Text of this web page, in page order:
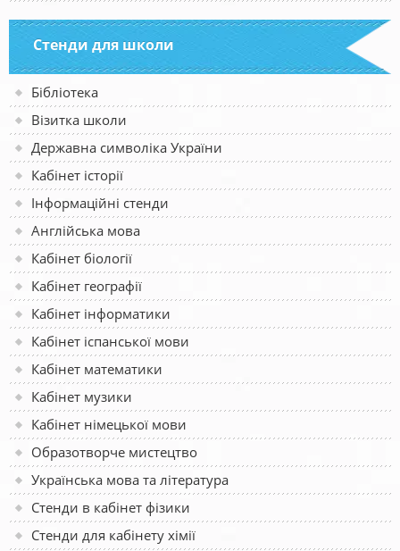
Стенди для школи
Бібліотека
Візитка школи
Державна символіка України
Кабінет історії
Інформаційні стенди
Англійська мова
Кабінет біології
Кабінет географії
Кабінет інформатики
Кабінет іспанської мови
Кабінет математики
Кабінет музики
Кабінет німецької мови
Образотворче мистецтво
Українська мова та література
Стенди в кабінет фізики
Стенди для кабінету хімії